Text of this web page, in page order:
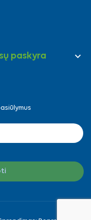
paskyra 